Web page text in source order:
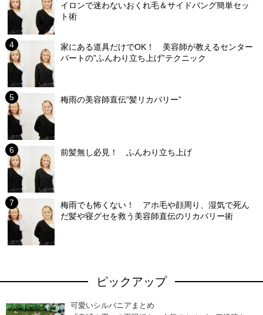
イロンで迷わないおくれ毛＆サイドバング簡単セッ
ト術
家にある道具だけでOK！ 美容師が教えるセンター
パートの”ふんわり立ち上げ”テクニック
梅雨の美容師直伝”髪リカバリー”
前髪無し必見！ ふんわり立ち上げ
梅雨でも怖くない！ アホ毛や顔周り、湿気で死ん
だ髪や寝グセを救う美容師直伝のリカバリー術
ピックアップ
可愛いシルバニアまとめ